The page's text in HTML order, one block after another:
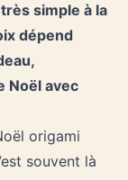
simple à la
dépend
Noël avec
origami
souvent là